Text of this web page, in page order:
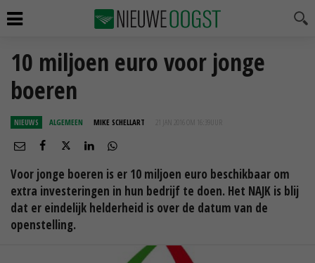
10 miljoen euro voor jonge
boeren
NIEUWS ALGEMEEN MIKE SCHELLART 21 JAN 2016 OM 16:39
Voor jonge boeren is er 10 miljoen euro beschikbaar om
extra investeringen in hun bedrijf te doen. Het NAJK is blij
dat er eindelijk helderheid is over de datum van de
openstelling.